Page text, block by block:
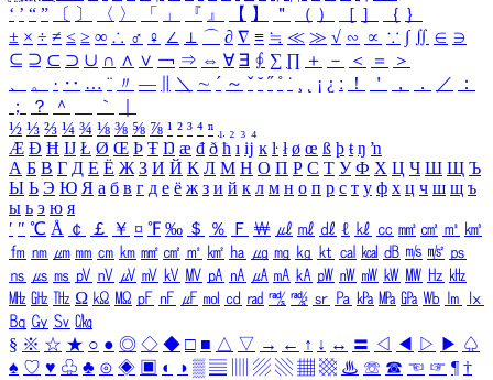
‘ ’ “ ” 〔 〕 〈 〉 「 」 『 』 【 】 ＂ （ ） ［ ］ ｛ ｝
± × ÷ ≠ ≤ ≥ ∞ ∴ ♂ ♀ ∠ ⊥ ⌒ ∂ ∇ ≡ ≒ ≪ ≫ √ ∽ ∝ ∵ ∫ ∬ ∈ ∋
⊆ ⊇ ⊂ ⊃ ∪ ∩ ∧ ∨ ￢ ⇒ ⇔ ∀ ∃ ∮ ∑ ∏ ＋ － ＜ ＝
＞
、
。 · ‥ … ¨ 〃 ― ＼ ∼ ´ ～ ˇ ˘ ˝ ˚ ˙ ¸ ¡ ¿ ː ！ ＇ ， ． ／
：
；
？ ＾ ｀
½ ⅓ ⅔ ¼ ¾ ⅛ ⅜ ⅝ ⅞ ¹ ² ³ ⁴ ⁿ ₁ ₂ ₃ ₄
Æ Ð Ħ Ĳ Ł Ø Œ Þ Ŧ Ŋ æ đ ð ħ ı ĳ ĸ ŀ ł ø œ ß þ ŧ ŋ ŉ
А Б В Г Д Е Ё Ж З И Й К Л М Н О П Р С Т У Ф Х Ц Ч Ш Щ Ъ
Ы Ь Э Ю Я а б в г д е ё ж з и й к л м н о п р с т у ф х ц ч ш щ ъ
ы ь э ю я
′ ″ ℃ Å ￠ ￡ ￥ ¤ ℉ ‰ ＄ ％ Ｆ ￦ ㎕ ㎖ ㎗ ℓ ㎘ ㏄ ㎣ ㎤ ㎥ ㎦
㎙ ㎚ ㎛ ㎜ ㎝ ㎞ ㎟ ㎠ ㎡ ㎢ ㏊ ㎍ ㎎ ㎏ ㏏ ㎈ ㎉ ㏈ ㎧ ㎨ ㎰
㎱ ㎲ ㎳ ㎴ ㎵ ㎶ ㎷ ㎸ ㎹ ㎀ ㎁ ㎂ ㎃ ㎄ ㎺ ㎻ ㎽ ㎾ ㎿ ㎐ ㎑
㎒ ㎓ ㎔ Ω ㏀ ㏁ ㎊ ㎋ ㎌ ㏖ ㏅ ㎭ ㎮ ㎯ ㏛ ㎩ ㎪ ㎫ ㎬ ㏝ ㏐
㏓
㏃ ㏉ ㏜ ㏆
§ ※ ☆ ★ ○ ● ◎ ◇ ◆ □ ■ △ ▽ → ← ↑ ↓ ↔ 〓 ◁ ◀ ▷ ▶ ♤
♠ ♡ ♥ ♧ ♣ ⊙ ◈ ▣ ◐ ◑ ▒ ▤ ▨ ▧ ▦ ▩ ♨ ☏ ☎ ☜ ☞ ¶ †